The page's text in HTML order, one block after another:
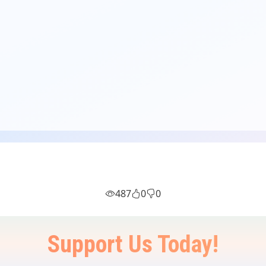
487 0 0
Support Us Today!